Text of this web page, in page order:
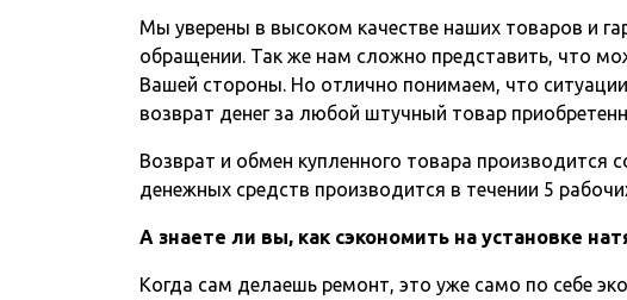
Мы уверены в высоком качестве наших товаров и
обращении. Так же нам сложно представить, что
Вашей стороны. Но отлично понимаем, что
возврат денег за любой штучный товар
Возврат и обмен купленного товара производится
денежных средств производится в течении 5
А знаете ли вы, как сэкономить на установке
Когда сам делаешь ремонт, это уже само по себе